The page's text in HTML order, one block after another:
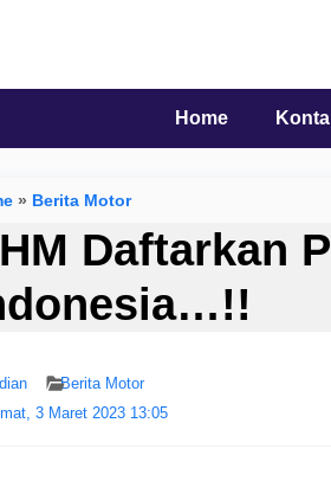
Home
» Berita Motor
Daftarkan
Berita Motor
3 Maret 2023 13:05